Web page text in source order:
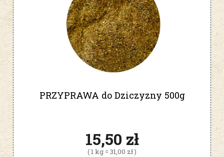
PRZYPRAWA do Dziczyzny 500g
15,50 zł
( 1 kg = 31,00 zł )